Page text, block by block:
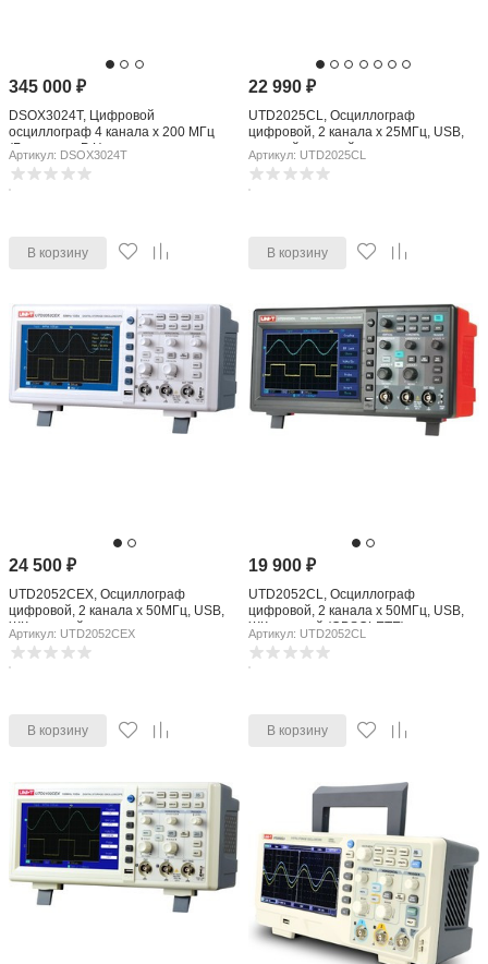
345 000₽
DSOX3024T, Цифровой
осциллограф 4 канала х 200 МГц
(Госреестр РФ)
Артикул: DSOX3024T
В корзину
22 990 ₽
UTD2025CL, Осциллограф
цифровой, 2 канала х 25МГц, USB,
цветной дисплей
Артикул: UTD2025CL
В корзину
24 500₽
UTD2052CEX, Осциллограф
цифровой, 2 канала х 50МГц, USB,
ЖК дисплей
Артикул: UTD2052CEX
В корзину
19 900 ₽
UTD2052CL, Осциллограф
цифровой, 2 канала х 50МГц, USB,
ЖК дисплей (OBSOLETE)
Артикул: UTD2052CL
В корзину